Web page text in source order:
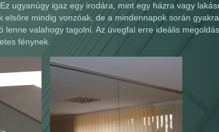
ugyanúgy igaz egy irodára, mint egy házra vagy
elsőre mindig vonzóak, de a mindennapok során
lenne valahogy tagolni. Az üvegfal erre ideális
fénynek.